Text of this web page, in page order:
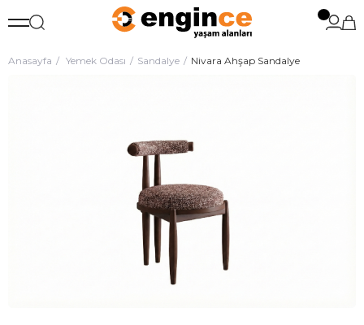
Anasayfa Yemek Odası Sandalye Nivara Ahşap Sandalye